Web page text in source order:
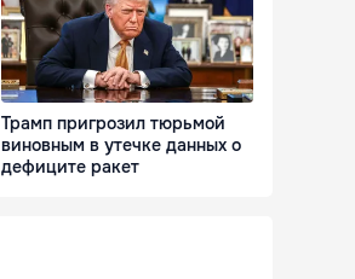
Трамп пригрозил тюрьмой
виновным в утечке данных о
дефиците ракет